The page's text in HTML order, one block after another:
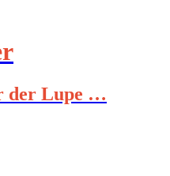
der Lupe …